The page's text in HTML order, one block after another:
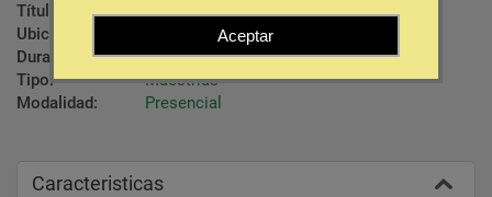
Título ofrecido:
Máster Executive en Dirección General
Ubicación:
Alcalá de Guadaíra  - Sevilla
Duración:
1500 Horas
Tipo:
Maestrías
Modalidad:
Presencial
Caracteristicas
Aceptar